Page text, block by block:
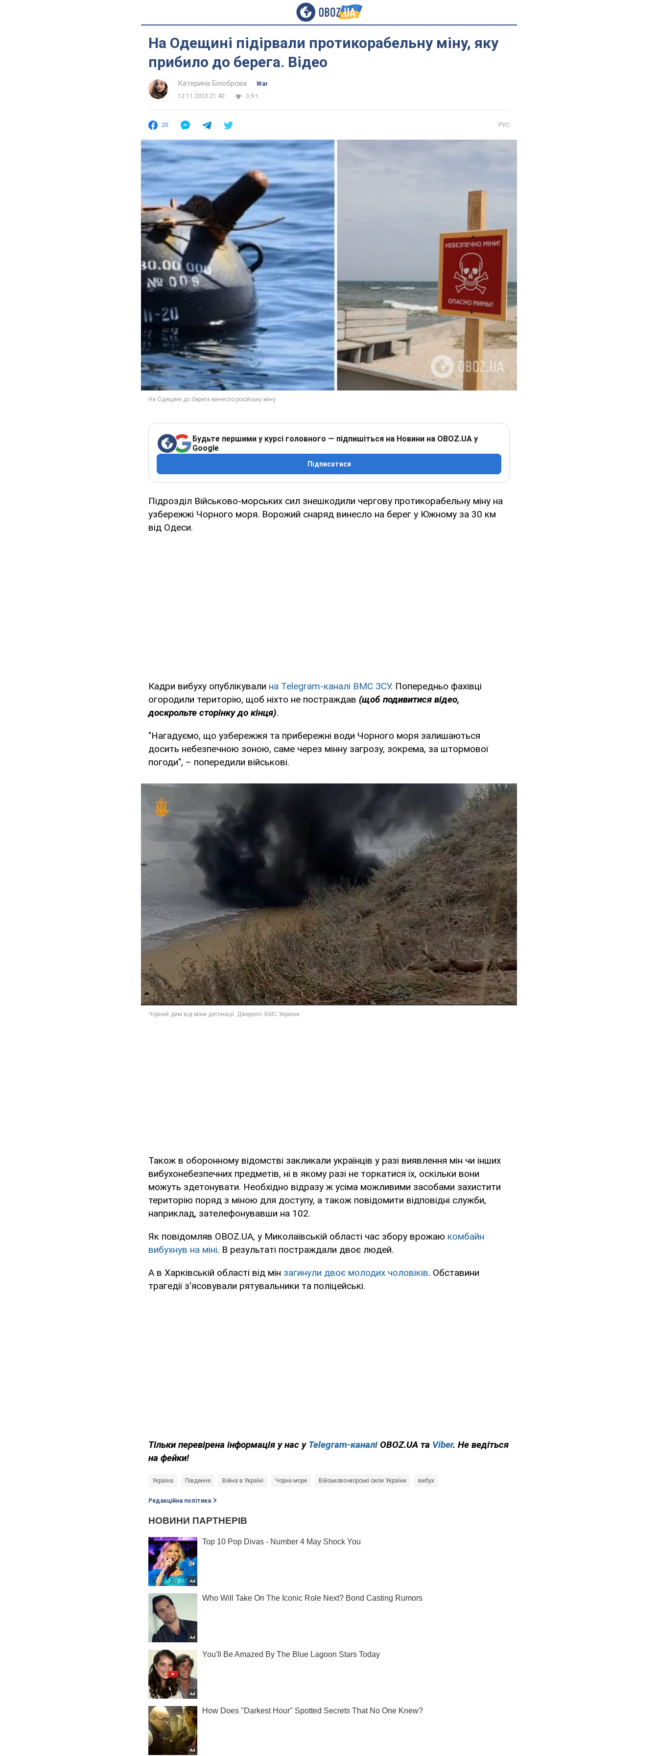
На Одещині підірвали протикорабельну міну, яку
прибило до берега. Відео
Катерина Білоброва
War
12.11.2023 21:40
3,9 т.
20 РУС
Будьте першими у курсі головного — підпишіться на Новини на OBOZ.UA у
Google
Підписатися
Підрозділ Військово-морських сил знешкодили чергову протикорабельну міну на
узбережжі Чорного моря. Ворожий снаряд винесло на берег у Южному за 30 км
від Одеси.
Кадри вибуху опублікували на Telegram-каналі ВМС ЗСУ. Попередньо фахівці
огородили територію, щоб ніхто не постраждав (щоб подивитися відео,
доскрольте сторінку до кінця).
"Нагадуємо, що узбережжя та прибережні води Чорного моря залишаються
досить небезпечною зоною, саме через мінну загрозу, зокрема, за штормової
погоди", – попередили військові.
Також в оборонному відомстві закликали українців у разі виявлення мін чи інших
вибухонебезпечних предметів, ні в якому разі не торкатися їх, оскільки вони
можуть здетонувати. Необхідно відразу ж усіма можливими засобами захистити
територію поряд з міною для доступу, а також повідомити відповідні служби,
наприклад, зателефонувавши на 102.
Як повідомляв OBOZ.UA, у Миколаївській області час збору врожаю комбайн
вибухнув на міні. В результаті постраждали двоє людей.
А в Харківській області від мін загинули двоє молодих чоловіків. Обставини
трагедії з'ясовували рятувальники та поліцейські.
Тільки перевірена інформація у нас у Telegram-каналі OBOZ.UA та Viber. Не ведіться
на фейки!
Україна Південне Війна в Україні Чорне море Військово-морські сили України вибух
Редакційна політика